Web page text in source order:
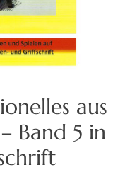
aus
Band 5 in